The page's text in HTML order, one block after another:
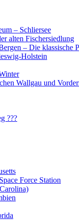
– Schliersee
alten Fischersiedlung
– Die klassische
Holstein
Wallgau und
???
Force Station